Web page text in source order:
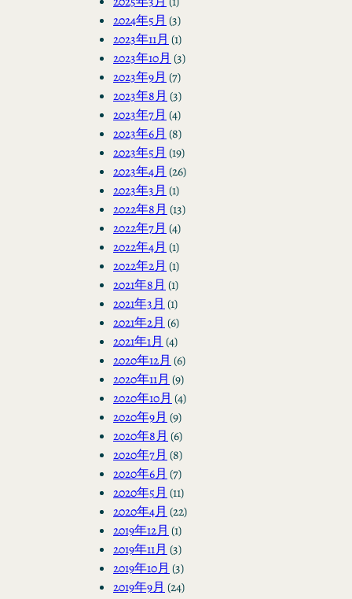
2024年5月 (3)
2023年11月 (1)
2023年10月 (3)
2023年9月 (7)
2023年8月 (3)
2023年7月 (4)
2023年6月 (8)
2023年5月 (19)
2023年4月 (26)
2023年3月 (1)
2022年8月 (13)
2022年7月 (4)
2022年4月 (1)
2022年2月 (1)
2021年8月 (1)
2021年3月 (1)
2021年2月 (6)
2021年1月 (4)
2020年12月 (6)
2020年11月 (9)
2020年10月 (4)
2020年9月 (9)
2020年8月 (6)
2020年7月 (8)
2020年6月 (7)
2020年5月 (11)
2020年4月 (22)
2019年12月 (1)
2019年11月 (3)
2019年10月 (3)
2019年9月 (24)